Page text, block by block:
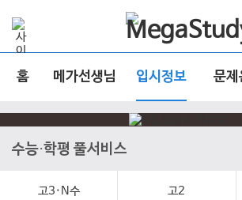
홈 메가선생님 입시정보 문제
수능·학평 풀서비스
고3·N수 고2